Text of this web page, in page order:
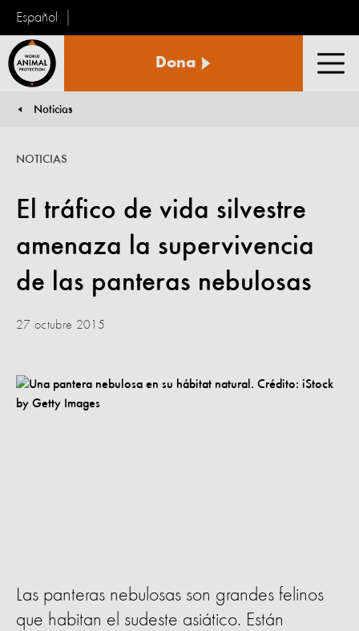
Español
Animal
Dona
Noticias
El tráfico de vida silvestre
amenaza la supervivencia
de las panteras nebulosas
NOTICIAS
27 octubre 2015
Las panteras nebulosas son grandes felinos
que habitan el sudeste asiático. Están